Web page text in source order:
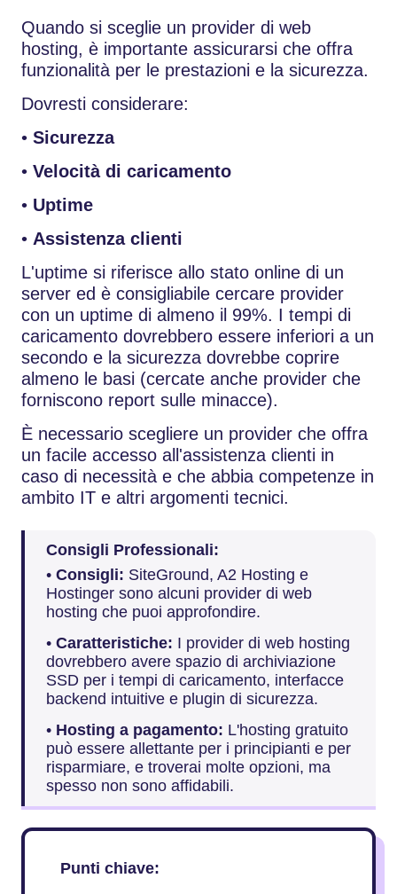
Quando si sceglie un provider di web
hosting, è importante assicurarsi che offra
funzionalità per le prestazioni e la sicurezza.
Dovresti considerare:
• Sicurezza
• Velocità di caricamento
• Uptime
• Assistenza clienti
L'uptime si riferisce allo stato online di un
server ed è consigliabile cercare provider
con un uptime di almeno il 99%. I tempi di
caricamento dovrebbero essere inferiori a un
secondo e la sicurezza dovrebbe coprire
almeno le basi (cercate anche provider che
forniscono report sulle minacce).
È necessario scegliere un provider che offra
un facile accesso all'assistenza clienti in
caso di necessità e che abbia competenze in
ambito IT e altri argomenti tecnici.
Consigli Professionali:
• Consigli: SiteGround, A2 Hosting e
Hostinger sono alcuni provider di web
hosting che puoi approfondire.
• Caratteristiche: I provider di web hosting
dovrebbero avere spazio di archiviazione
SSD per i tempi di caricamento, interfacce
backend intuitive e plugin di sicurezza.
• Hosting a pagamento: L'hosting gratuito
può essere allettante per i principianti e per
risparmiare, e troverai molte opzioni, ma
spesso non sono affidabili.
Punti chiave: